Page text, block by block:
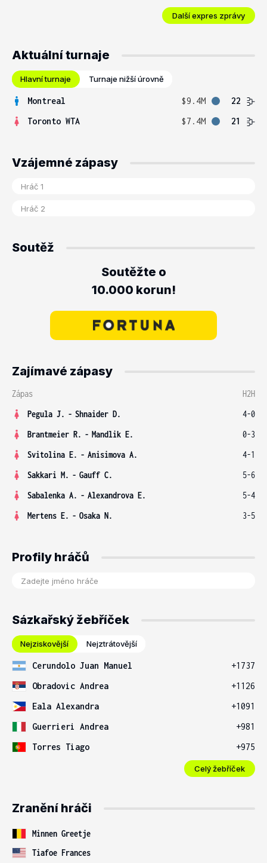
Další expres zprávy
Aktuální turnaje
Hlavní turnaje Turnaje nižší úrovně
Montreal $9.4M
22
Toronto WTA
$7.4M 21
Vzájemné zápasy
Soutěž
Soutěžte o
10.000 korun!
Zajímavé zápasy
Zápas
H2H
Pegula J. - Shnaider D.
4-0
Brantmeier R. - Mandlik E.
0-3
Svitolina E. - Anisimova A.
4-1
Sakkari M. - Gauff C.
5-6
Sabalenka A. - Alexandrova E.
5-4
Mertens E. - Osaka N. 3-5
Profily hráčů
Sázkařský žebříček
Nejziskovější Nejztrátovější
Cerundolo Juan Manuel
+1737
Obradovic Andrea
+1126
Eala Alexandra
+1091
Guerrieri Andrea
+981
Torres Tiago
+975
Celý žebříček
Zranění hráči
Minnen Greetje
Tiafoe Frances